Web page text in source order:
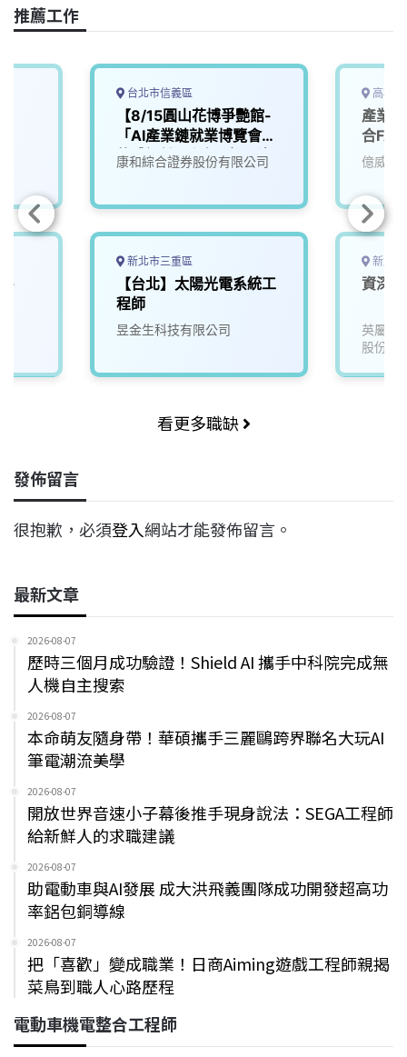
o
k
n
k
推薦工作
-
台北市信義區
【8/15圓山花博爭艷館-
「AI產業鏈就業博覽會」
軟體設計工程師(應用科)
康和綜合證券股份有限公司
新北市三重區
【台北】太陽光電系統工
程師
昱金生科技有限公司
高雄
產業
合
億威電
新北
資深
英屬維
股份有
看更多職缺
發佈留言
很抱歉，必須登入網站才能發佈留言。
最新文章
2026-08-07
歷時三個月成功驗證！Shield AI 攜手中科院完成無
人機自主搜索
2026-08-07
本命萌友隨身帶！華碩攜手三麗鷗跨界聯名大玩AI
筆電潮流美學
2026-08-07
開放世界音速小子幕後推手現身說法：SEGA工程師
給新鮮人的求職建議
2026-08-07
助電動車與AI發展 成大洪飛義團隊成功開發超高功
率鋁包銅導線
2026-08-07
把「喜歡」變成職業！日商Aiming遊戲工程師親揭
菜鳥到職人心路歷程
電動車機電整合工程師